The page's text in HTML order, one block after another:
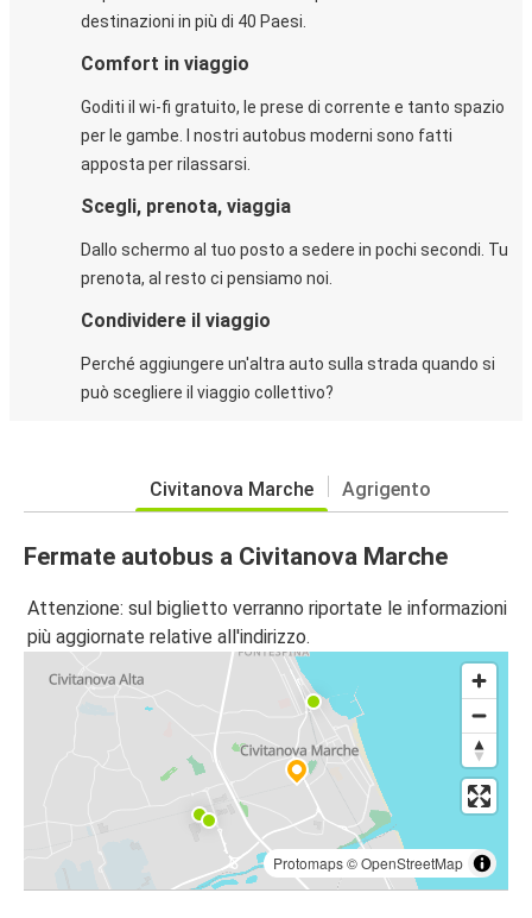
destinazioni in più di 40 Paesi.
Comfort in viaggio
Goditi il wi-fi gratuito, le prese di corrente e tanto spazio
per le gambe. I nostri autobus moderni sono fatti
apposta per rilassarsi.
Scegli, prenota, viaggia
Dallo schermo al tuo posto a sedere in pochi secondi. Tu
prenota, al resto ci pensiamo noi.
Condividere il viaggio
Perché aggiungere un'altra auto sulla strada quando si
può scegliere il viaggio collettivo?
Civitanova Marche Agrigento
Fermate autobus a Civitanova Marche
Attenzione: sul biglietto verranno riportate le informazioni
più aggiornate relative all'indirizzo.
Protomaps©OpenStreetMap